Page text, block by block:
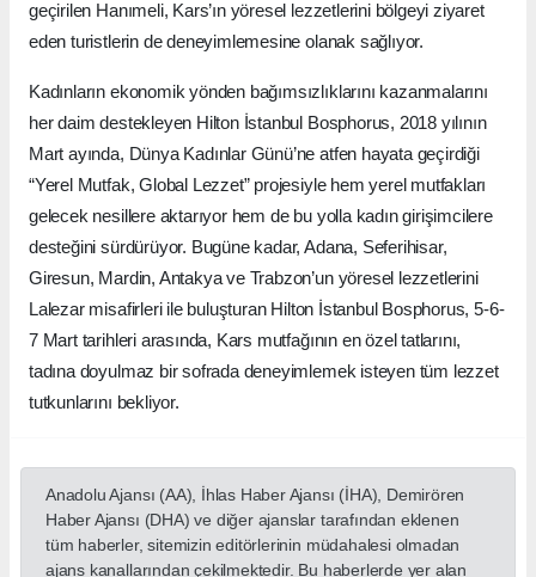
geçirilen Hanımeli, Kars’ın yöresel lezzetlerini bölgeyi ziyaret
eden turistlerin de deneyimlemesine olanak sağlıyor.
Kadınların ekonomik yönden bağımsızlıklarını kazanmalarını
her daim destekleyen Hilton İstanbul Bosphorus, 2018 yılının
Mart ayında, Dünya Kadınlar Günü’ne atfen hayata geçirdiği
“Yerel Mutfak, Global Lezzet” projesiyle hem yerel mutfakları
gelecek nesillere aktarıyor hem de bu yolla kadın girişimcilere
desteğini sürdürüyor. Bugüne kadar, Adana, Seferihisar,
Giresun, Mardin, Antakya ve Trabzon’un yöresel lezzetlerini
Lalezar misafirleri ile buluşturan Hilton İstanbul Bosphorus, 5-6-
7 Mart tarihleri arasında, Kars mutfağının en özel tatlarını,
tadına doyulmaz bir sofrada deneyimlemek isteyen tüm lezzet
tutkunlarını bekliyor.
Anadolu Ajansı (AA), İhlas Haber Ajansı (İHA), Demirören
Haber Ajansı (DHA) ve diğer ajanslar tarafından eklenen
tüm haberler, sitemizin editörlerinin müdahalesi olmadan
ajans kanallarından çekilmektedir. Bu haberlerde yer alan